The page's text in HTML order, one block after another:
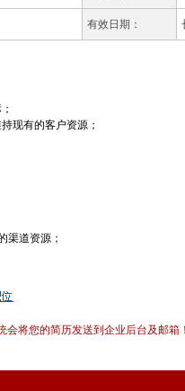
有效日期：
现有的客户资源；
渠道资源；
将您的简历发送到企业后台及邮箱！